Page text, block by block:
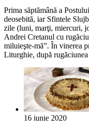
Prima săptămână a
deosebită, iar Sfintele
zile (luni, marţi, miercuri,
Andrei Cretanul cu
miluieşte-mă”. În vinerea
Liturghie, după
16 iunie 2020